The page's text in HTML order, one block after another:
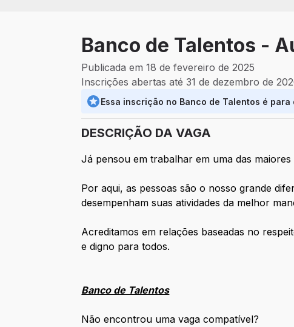
Banco de Talentos -
Publicada em 18 de fevereiro de 2025
Inscrições abertas até 31 de dezembro de
Essa inscrição no Banco de Talentos é
DESCRIÇÃO DA VAGA
Já pensou em trabalhar em uma das
Por aqui, as pessoas são o nosso grande
desempenham suas atividades da melhor
Acreditamos em relações baseadas no
e digno para todos.
Banco de Talentos
Não encontrou uma vaga compatível?